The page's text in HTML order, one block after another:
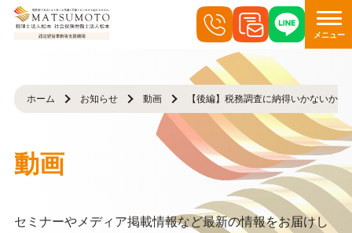
メニュー
ホーム お知らせ 動画 【後編】税務調査に納得いかないか
動画
セミナーやメディア掲載情報など最新の情報をお届けし